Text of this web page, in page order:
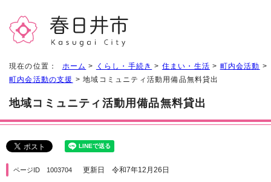
現在の位置： ホーム > くらし・手続き > 住まい・生活 > 町内会活動 >
町内会活動の支援 > 地域コミュニティ活動用備品無料貸出
地域コミュニティ活動用備品無料貸出
ページID 1003704 更新日 令和7年12月26日